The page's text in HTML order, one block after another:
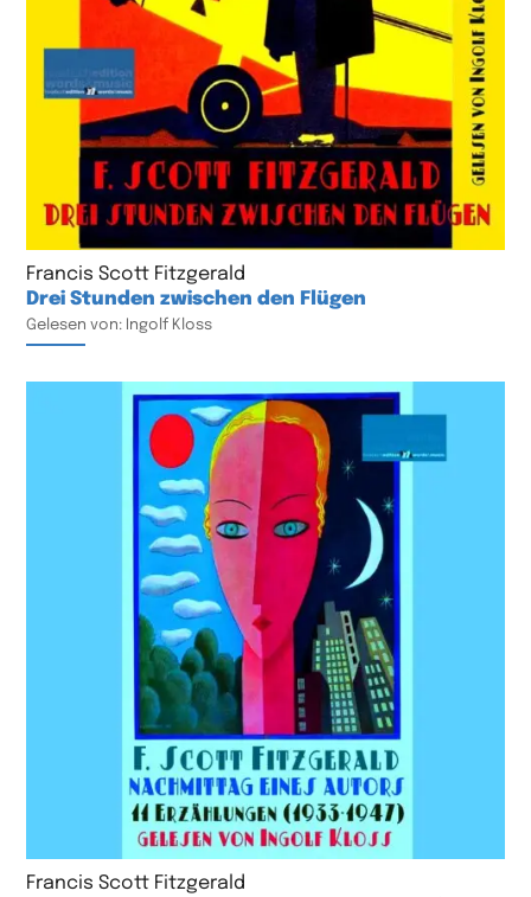
Francis Scott Fitzgerald
Drei Stunden zwischen den Flügen
Gelesen von: Ingolf Kloss
Francis Scott Fitzgerald